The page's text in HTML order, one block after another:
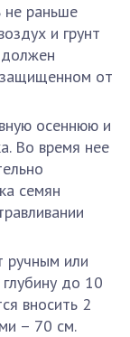
не раньше
и грунт
защищенном от
осеннюю и
Во время нее
семян
ручным или
до 10
вносить 2
– 70 см.